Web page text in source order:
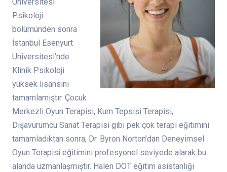
Psikoloji
bölümünden sonra
İstanbul Esenyurt
Üniversitesi’nde
Klinik Psikoloji
yüksek lisansını
tamamlamıştır. Çocuk
Merkezli Oyun Terapisi, Kum Tepsisi Terapisi,
Dışavurumcu Sanat Terapisi gibi pek çok terapi eğitimini
tamamladıktan sonra, Dr. Byron Norton’dan Deneyimsel
Oyun Terapisi eğitimini profesyonel seviyede alarak bu
alanda uzmanlaşmıştır. Halen DOT eğitim asistanlığı